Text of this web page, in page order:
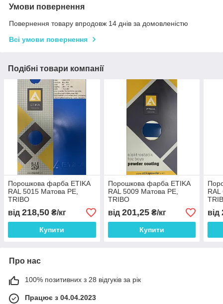
Умови повернення
Повернення товару впродовж 14 днів за домовленістю
Всі умови повернення
Подібні товари компанії
Порошкова фарба ETIKA
RAL 5015 Матова PE,
TRIBO
від 218,50 ₴/кг
Купити
Порошкова фарба ETIKA
RAL 5009 Матова PE,
TRIBO
від 201,25₴/кг
Купити
від
Про нас
100% позитивних з 28 відгуків за рік
Працює з 04.04.2023